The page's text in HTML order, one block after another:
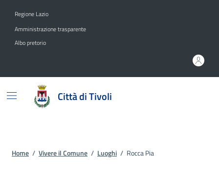
Regione Lazio
Amministrazione trasparente
Albo pretorio
Città di Tivoli
Home / Vivere il Comune / Luoghi / Rocca Pia